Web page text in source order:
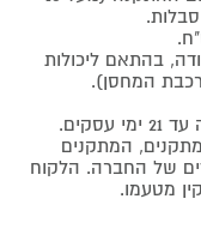
בין 4-6 שעות עבודה, בהתאם ליכולות
המחסן).
המתקנים
של החברה. הלקוח
מטעמו.